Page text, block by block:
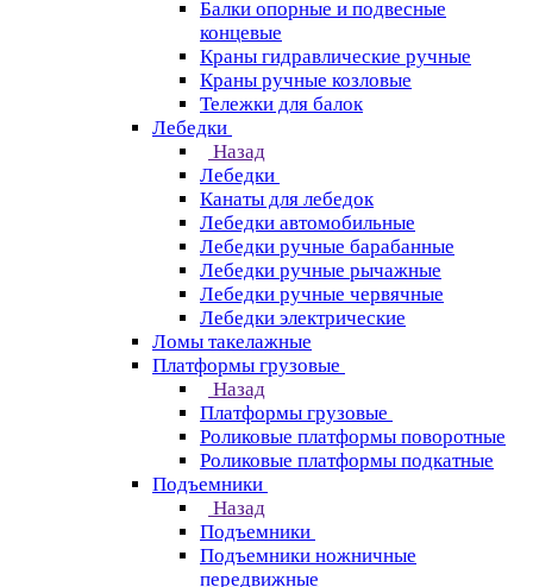
Балки опорные и подвесные
концевые
Краны гидравлические ручные
Краны ручные козловые
Тележки для балок
Лебедки
Назад
Лебедки
Канаты для лебедок
Лебедки автомобильные
Лебедки ручные барабанные
Лебедки ручные рычажные
Лебедки ручные червячные
Лебедки электрические
Ломы такелажные
Платформы грузовые
Назад
Платформы грузовые
Роликовые платформы поворотные
Роликовые платформы подкатные
Подъемники
Назад
Подъемники
Подъемники ножничные
передвижные